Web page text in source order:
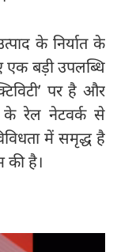
के निर्यात के
एक बड़ी उपलब्धि
पर है और
के रेल नेटवर्क से
में समृद्ध है
की है।